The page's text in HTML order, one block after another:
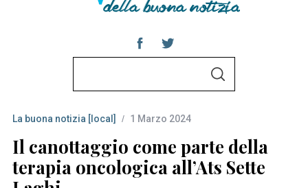
r
c
h
S
La buona notizia [local] 1 Marzo 2024
Il canottaggio come parte della
terapia oncologica all’Ats Sette